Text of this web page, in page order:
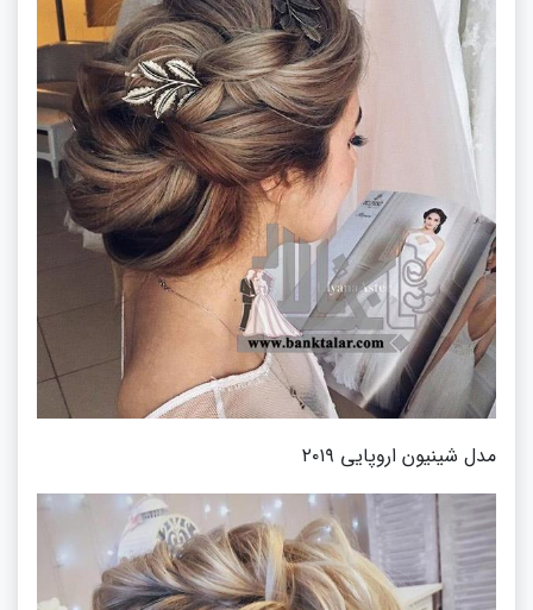
مدل شینیون اروپایی ۲۰۱۹